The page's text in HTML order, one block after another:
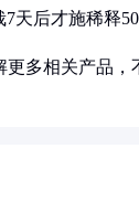
7天后才施稀释
更多相关产品，